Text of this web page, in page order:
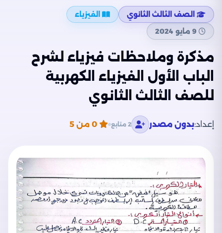
الصف الثالث الثانوي
الفيزياء
9 مايو 2024
مذكرة وملاحظات فيزياء لشرح
الباب الأول الفيزياء الكهربية
للصف الثالث الثانوي
إعداد:بدون مصدر 2 متابع 0 من 5